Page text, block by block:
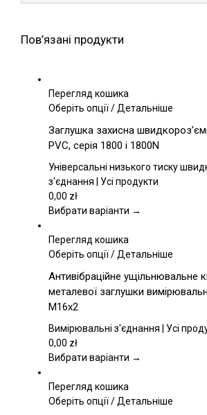
Пов’язані продукти
Перегляд кошика
Оберіть опціїЦей
має
кілька
варіантів.
Параметри
вибрати
сторінці
товару
/Детальніше
Заглушка захисна
PVC, серія 1800 і 1800N
Універсальні низького тиску
з'єднання | Усі продукти
0,00 zł
Вибрати варіанти →
Перегляд кошика
Оберіть опціїЦей
має
кілька
Параметри
вибрати
сторінці
товару
/Детальніше
Антивібраційне ущільнювальне
металевої заглушки
M16x2
Вимірювальні з'єднання | Усі
0,00 zł
Вибрати варіанти →
Перегляд кошика
Оберіть опціїЦей
/Детальніше